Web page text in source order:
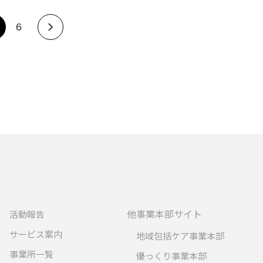
6
活動報告
サービス案内
事業所一覧
他事業本部サイト
地域包括ケア事業本部
優っくり事業本部